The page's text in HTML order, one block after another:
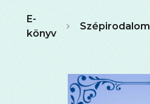
E-
könyv
Szépirodalom